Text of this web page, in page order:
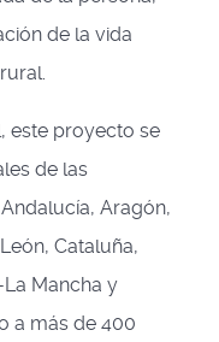
de la vida
este proyecto se
de las
Aragón,
Cataluña,
Mancha y
a más de 400